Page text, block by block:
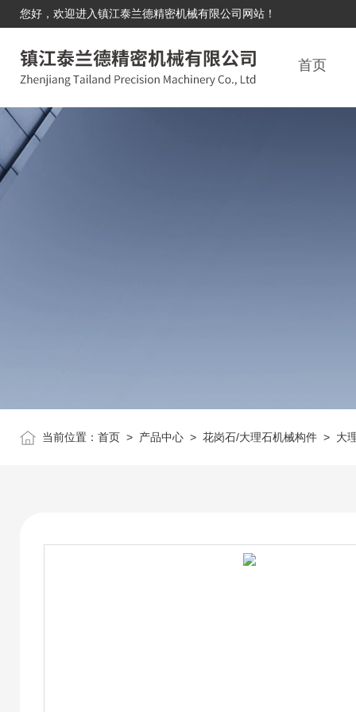
您好，欢迎进入镇江泰兰德精密机械有限公司网站！
首页
当前位置： 首页 > 产品中心 > 花岗石/大理石机械构件 > 大